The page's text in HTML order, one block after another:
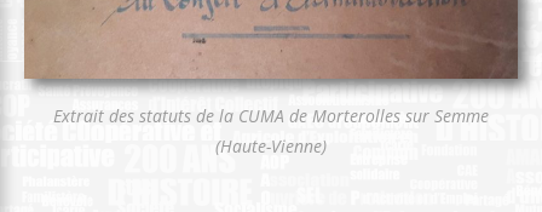
Extrait des statuts de la CUMA de Morterolles sur Semme
(Haute-Vienne)